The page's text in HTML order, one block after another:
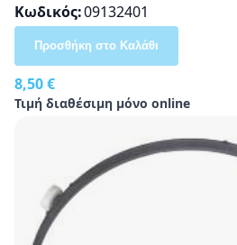
Κωδικός 09132401
8,50 €
Τιμή διαθέσιμη μόνο online
Προσθήκη στο Καλάθι